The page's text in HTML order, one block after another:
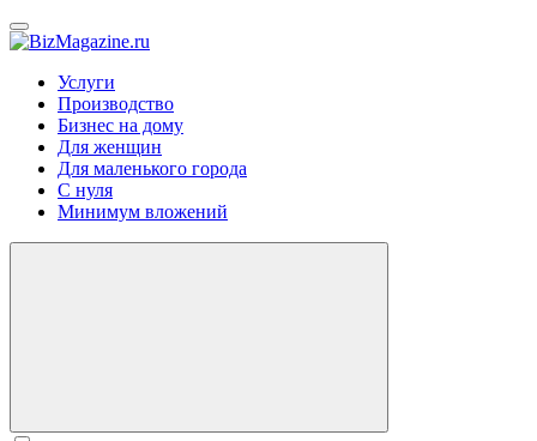
Услуги
Производство
Бизнес на дому
Для женщин
Для маленького города
С нуля
Минимум вложений